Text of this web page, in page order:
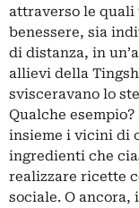
attraverso le
benessere, sia
di distanza, in
allievi della
svisceravano lo
Qualche
insieme i vicini di
ingredienti che
realizzare ricette
sociale. O ancora,